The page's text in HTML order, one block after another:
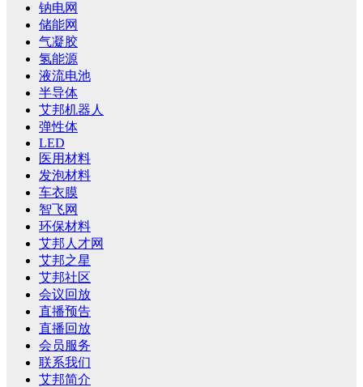
钠电网
储能网
气凝胶
氢能源
液流电池
半导体
艾邦机器人
弹性体
LED
医用材料
发泡材料
车衣膜
智飞网
环保材料
艾邦人才网
艾邦之星
艾邦社区
会议回放
直播预告
直播回放
会员服务
联系我们
艾邦简介